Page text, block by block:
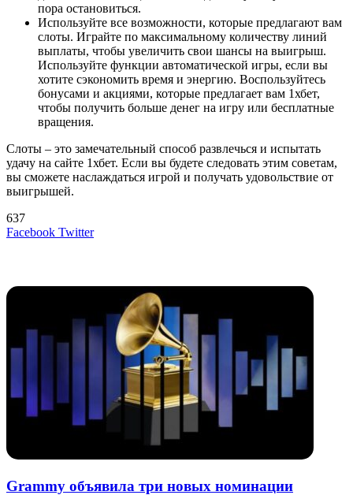
пора остановиться.
Используйте все возможности, которые предлагают вам
слоты. Играйте по максимальному количеству линий
выплаты, чтобы увеличить свои шансы на выигрыш.
Используйте функции автоматической игры, если вы
хотите сэкономить время и энергию. Воспользуйтесь
бонусами и акциями, которые предлагает вам 1хбет,
чтобы получить больше денег на игру или бесплатные
вращения.
Слоты – это замечательный способ развлечься и испытать
удачу на сайте 1хбет. Если вы будете следовать этим советам,
вы сможете наслаждаться игрой и получать удовольствие от
выигрышей.
637
Facebook TwitterLinkedIn
Tumblr
Reddit
Вконтакте
Одноклассники
Skype
Messenger
Messenger
WhatsApp
Telegram
Viber
Line
Поделиться
Печатать
Grammy объявила три новых номинации